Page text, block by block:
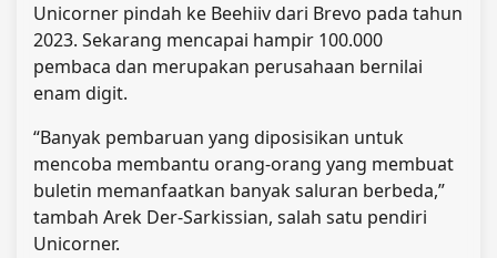
Unicorner pindah ke Beehiiv dari Brevo pada tahun
2023. Sekarang mencapai hampir 100.000
pembaca dan merupakan perusahaan bernilai
enam digit.
“Banyak pembaruan yang diposisikan untuk
mencoba membantu orang-orang yang membuat
buletin memanfaatkan banyak saluran berbeda,”
tambah Arek Der-Sarkissian, salah satu pendiri
Unicorner.